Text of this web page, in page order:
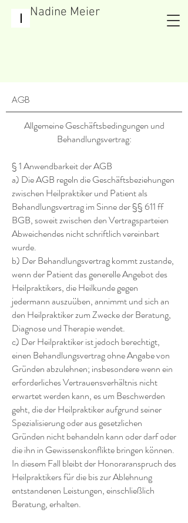
Nadine Meier
AGB
Allgemeine Geschäftsbedingungen und
Behandlungsvertrag:
§ 1 Anwendbarkeit der AGB
a) Die AGB regeln die Geschäftsbeziehungen
zwischen Heilpraktiker und Patient als
Behandlungsvertrag im Sinne der §§ 611 ff
BGB, soweit zwischen den Vertragsparteien
Abweichendes nicht schriftlich vereinbart
wurde.
b) Der Behandlungsvertrag kommt zustande,
wenn der Patient das generelle Angebot des
Heilpraktikers, die Heilkunde gegen
jedermann auszuüben, annimmt und sich an
den Heilpraktiker zum Zwecke der Beratung,
Diagnose und Therapie wendet.
c) Der Heilpraktiker ist jedoch berechtigt,
einen Behandlungsvertrag ohne Angabe von
Gründen abzulehnen; insbesondere wenn ein
erforderliches Vertrauensverhältnis nicht
erwartet werden kann, es um Beschwerden
geht, die der Heilpraktiker aufgrund seiner
Spezialisierung oder aus gesetzlichen
Gründen nicht behandeln kann oder darf oder
die ihn in Gewissenskonflikte bringen können.
In diesem Fall bleibt der Honoraranspruch des
Heilpraktikers für die bis zur Ablehnung
entstandenen Leistungen, einschließlich
Beratung, erhalten.